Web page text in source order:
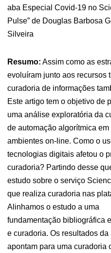
aba Especial Covid-19 no
Pulse” de Douglas Barbosa
Silveira
Resumo: Assim como as
evoluíram junto aos recursos
curadoria de informações
Este artigo tem o objetivo de
uma análise exploratória da
de automação algorítmica em
ambientes on-line. Como o
tecnologias digitais afetou o
curadoria? Partindo desse
estudo sobre o serviço
que realiza curadoria nas
Alinhamos o estudo a uma
fundamentação bibliográfica
e curadoria. Os resultados da
apontam para uma curadoria